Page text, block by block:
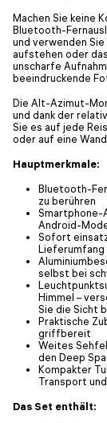
Machen Sie keine
Bluetooth-
und verwenden
aufstehen oder
unscharfe
beeindruckende
Die Alt-Azimut-
und dank der
Sie es auf jede
oder auf eine
Hauptmerkmale:
Bluetooth-
zu berühren
Smartphone-
Android-
Sofort
Lieferumfang
selbst bei
Himmel –
Sie die Sicht
Praktische
griffbereit
Weites
den Deep
Kompakter
Transport
Das Set enthält: